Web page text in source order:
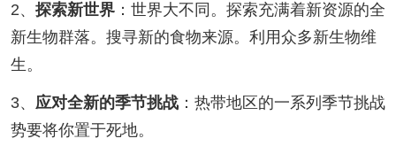
2、 探索新世界：世界大不同。探索充满着新资源的全
新生物群落。搜寻新的食物来源。利用众多新生物维
生。
3、 应对全新的季节挑战：热带地区的一系列季节挑战
势要将你置于死地。